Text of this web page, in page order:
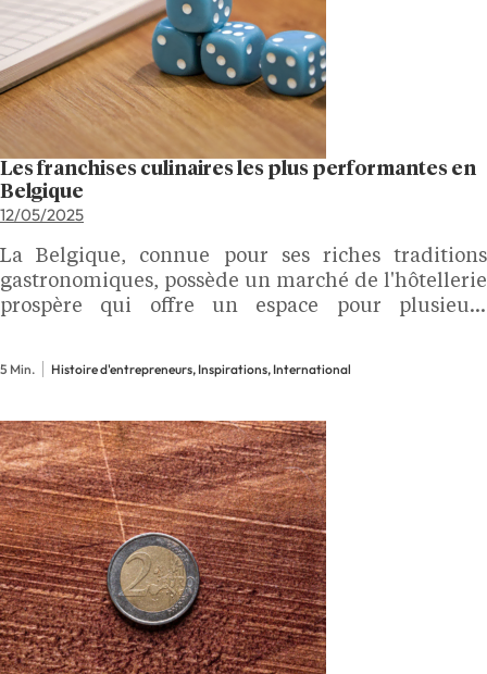
Les franchises culinaires les plus performantes en
Belgique
12/05/2025
La Belgique, connue pour ses riches traditions
gastronomiques, possède un marché de l'hôtellerie
prospère qui offre un espace pour plusieurs
5 Min. Histoire d'entrepreneurs, Inspirations, International